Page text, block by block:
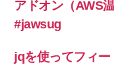
アドオン（AWS
#jawsug
jqを使ってフィー